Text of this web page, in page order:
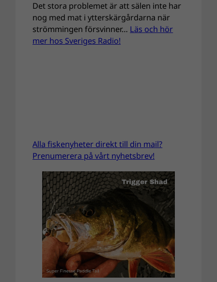
Det stora problemet är att sälen inte har
nog med mat i ytterskärgårdarna när
strömmingen försvinner… Läs och hör
mer hos Sveriges Radio!
Alla fiskenyheter direkt till din mail?
Prenumerera på vårt nyhetsbrev!